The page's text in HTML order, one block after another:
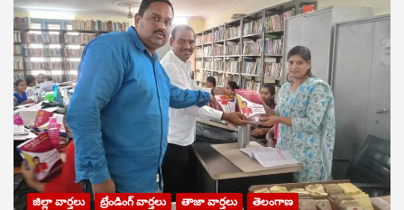
జిల్లా వార్తలు ట్రేండింగ్ వార్తలు తాజా వార్తలు తెలంగాణ